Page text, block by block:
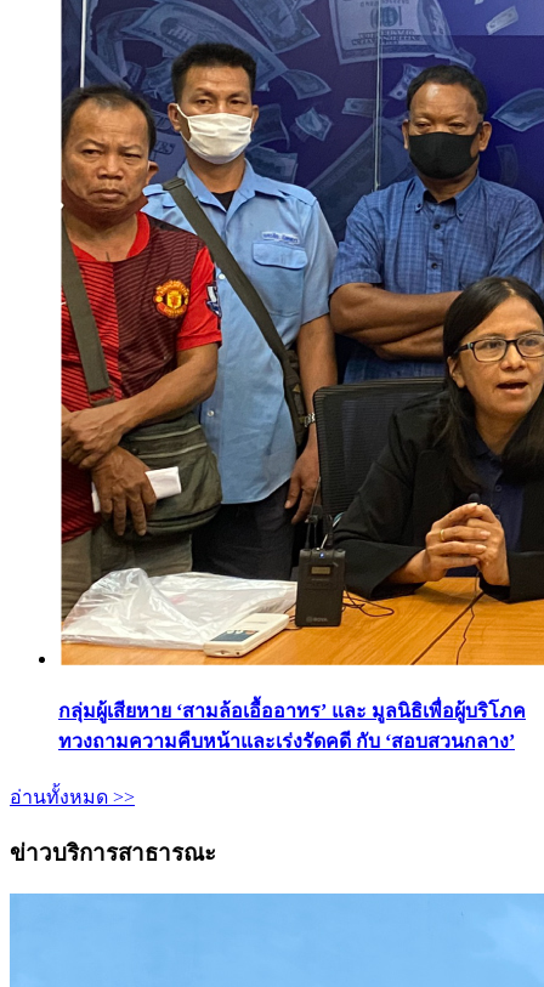
กลุ่มผู้เสียหาย ‘สามล้อเอื้ออาทร’ และ มูลนิธิเพื่อผู้บริโภค
ทวงถามความคืบหน้าและเร่งรัดคดี กับ ‘สอบสวนกลาง’
อ่านทั้งหมด >>
ข่าวบริการสาธารณะ